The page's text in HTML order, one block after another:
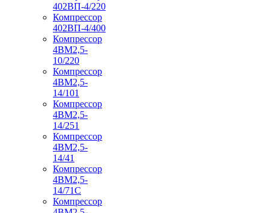
402ВП-4/220
Компрессор
402ВП-4/400
Компрессор
4ВМ2,5-
10/220
Компрессор
4ВМ2,5-
14/101
Компрессор
4ВМ2,5-
14/251
Компрессор
4ВМ2,5-
14/41
Компрессор
4ВМ2,5-
14/71C
Компрессор